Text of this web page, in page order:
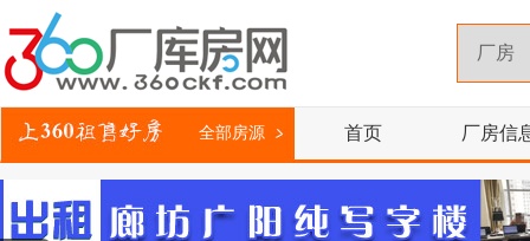
全部房源 首页 厂房信